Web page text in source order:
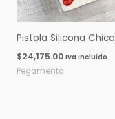
Pistola Silicona Chica
$24,175.00 Iva Incluido
Pegamento